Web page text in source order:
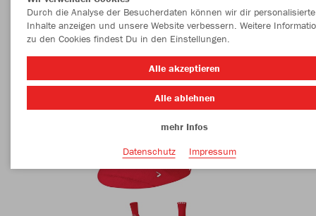
Durch die Analyse der Besucherdaten können wir dir personalisierte
Inhalte anzeigen und unsere Website verbessern. Weitere
zu den Cookies findest Du in den Einstellungen.
Alle akzeptieren
Alle ablehnen
mehr Infos
Datenschutz
Impressum